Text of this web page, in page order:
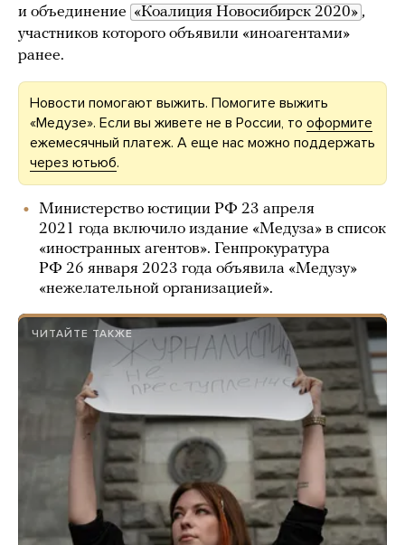
и объединение «Коалиция Новосибирск 2020» ,
участников которого объявили «иноагентами»
ранее.
Новости помогают выжить. Помогите выжить
«Медузе». Если вы живете не в России, то оформите
ежемесячный платеж. А еще нас можно поддержать
через ютьюб.
Министерство юстиции РФ 23 апреля
2021 года включило издание «Медуза» в список
«иностранных агентов». Генпрокуратура
РФ 26 января 2023 года объявила «Медузу»
«нежелательной организацией».
ЧИТАЙТЕ ТАКЖЕ